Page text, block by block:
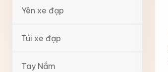
Yên xe đạp
Túi xe đạp
Tay Nắm